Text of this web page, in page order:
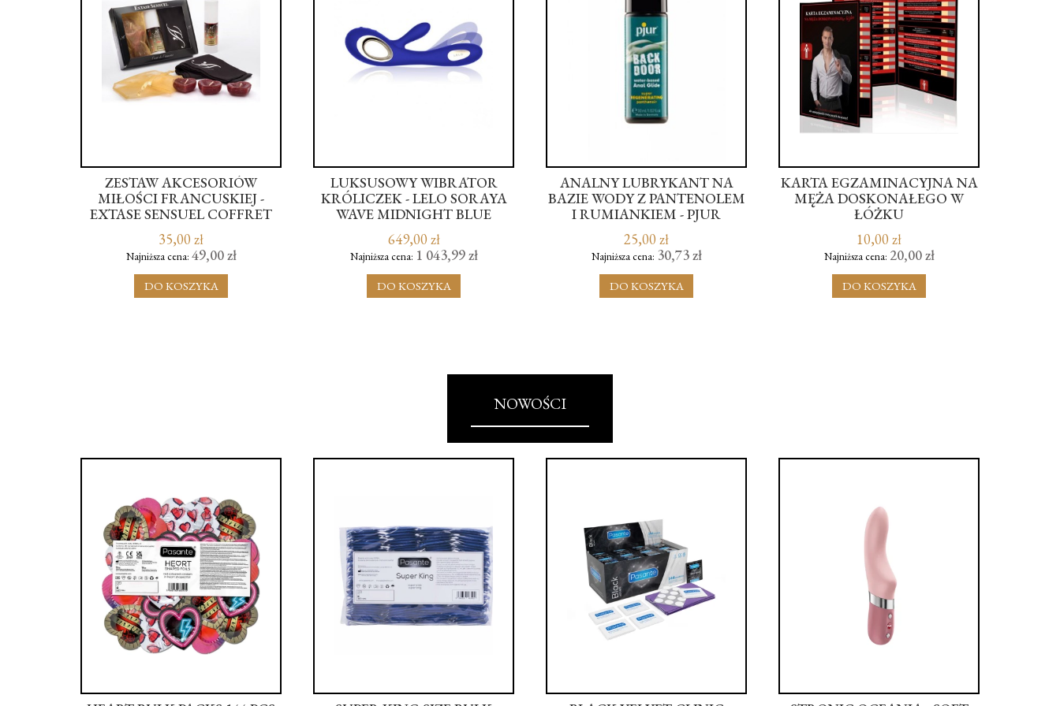
ZESTAW AKCESORIÓW
MIŁOŚCI FRANCUSKIEJ -
EXTASE SENSUEL COFFRET
35,00 zł
Najniższa cena: 49,00 zł
DO KOSZYKA
LUKSUSOWY WIBRATOR
KRÓLICZEK - LELO SORAYA
WAVE MIDNIGHT BLUE
649,00 zł
Najniższa cena: 1 043,99 zł
DO KOSZYKA
ANALNY LUBRYKANT NA
BAZIE WODY Z PANTENOLEM
I RUMIANKIEM - PJUR
25,00 zł
Najniższa cena: 30,73 zł
DO KOSZYKA
KARTA EGZAMINACYJNA NA
MĘŻA DOSKONAŁEGO W
ŁÓŻKU
10,00 zł
Najniższa cena: 20,00 zł
DO KOSZYKA
NOWOŚCI